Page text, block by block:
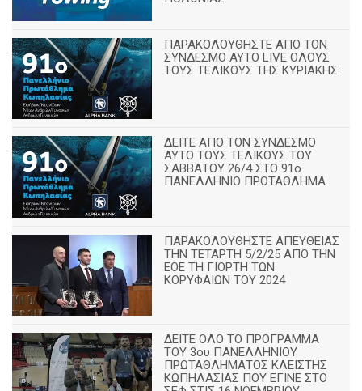
ΠΑΡΑΚΟΛΟΥΘΗΣΤΕ ΑΠΟ ΤΟΝ
ΣΥΝΔΕΣΜΟ ΑΥΤΟ LIVE ΟΛΟΥΣ
ΤΟΥΣ ΤΕΛΙΚΟΥΣ ΤΗΣ ΚΥΡΙΑΚΗΣ
ΔΕΙΤΕ ΑΠΟ ΤΟΝ ΣΥΝΔΕΣΜΟ
ΑΥΤΟ ΤΟΥΣ ΤΕΛΙΚΟΥΣ ΤΟΥ
ΣΑΒΒΑΤΟΥ 26/4 ΣΤΟ 91ο
ΠΑΝΕΛΛΗΝΙΟ ΠΡΩΤΑΘΛΗΜΑ
ΠΑΡΑΚΟΛΟΥΘΗΣΤΕ ΑΠΕΥΘΕΙΑΣ
ΤΗΝ ΤΕΤΑΡΤΗ 5/2/25 ΑΠΟ ΤΗΝ
ΕΟΕ ΤΗ ΓΙΟΡΤΗ ΤΩΝ
ΚΟΡΥΦΑΙΩΝ ΤΟΥ 2024
ΔΕΙΤΕ ΟΛΟ ΤΟ ΠΡΟΓΡΑΜΜΑ
ΤΟΥ 3ου ΠΑΝΕΛΛΗΝΙΟΥ
ΠΡΩΤΑΘΛΗΜΑΤΟΣ ΚΛΕΙΣΤΗΣ
ΚΩΠΗΛΑΣΙΑΣ ΠΟΥ ΕΓΙΝΕ ΣΤΟ